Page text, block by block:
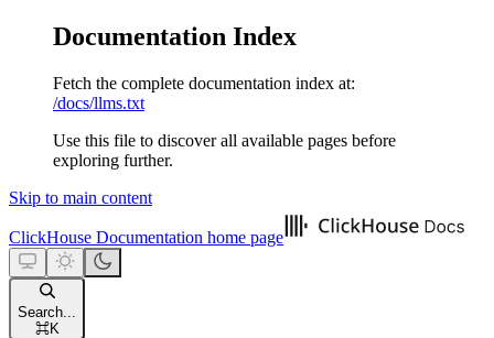
Documentation Index
Fetch the complete documentation index at:
/docs/llms.txt
Use this file to discover all available pages before
exploring further.
Skip to main content
ClickHouse Documentation home page
Search...
⌘K